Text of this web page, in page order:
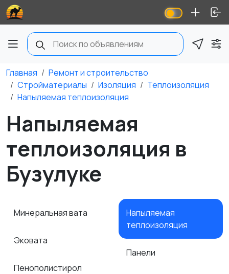
Главная
Ремонт и строительство
Стройматериалы
Изоляция
Теплоизоляция
Напыляемая теплоизоляция
Напыляемая
теплоизоляция в
Бузулуке
Минеральная вата
Эковата
Пенополистирол
Напыляемая
теплоизоляция
Панели